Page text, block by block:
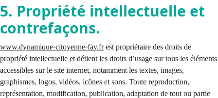
5. Propriété intellectuelle et
contrefaçons.
www.dynamique-citoyenne-fay.frest propriétaire des droits de
propriété intellectuelle et détient les droits d’usage sur tous les éléments
accessibles sur le site internet, notamment les textes, images,
graphismes, logos, vidéos, icônes et sons. Toute reproduction,
représentation, modification, publication, adaptation de tout ou partie